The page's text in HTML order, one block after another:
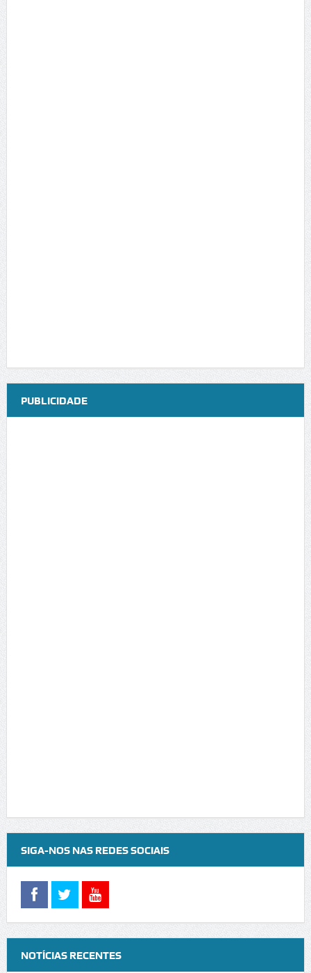
PUBLICIDADE
SIGA-NOS NAS REDES SOCIAIS
NOTÍCIAS RECENTES